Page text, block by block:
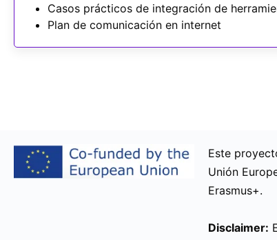
Casos prácticos de integración de
Plan de comunicación en internet
Este
Unión
Erasmus+.
Disclaimer: